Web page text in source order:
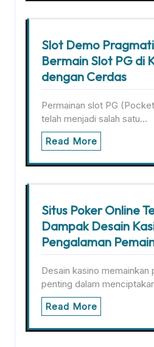
Slot Demo
Bermain Slot PG di
dengan Cerdas
Permainan slot PG
telah menjadi salah satu…
Read More
Situs Poker Online
Dampak Desain
Pengalaman
Desain kasino memainkan
penting dalam
Read More